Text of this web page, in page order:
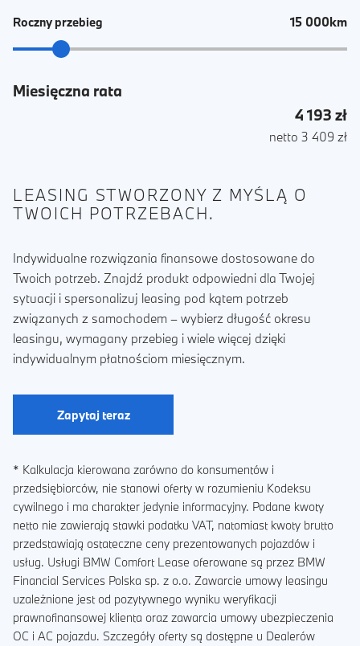
Roczny przebieg 15 000km
Miesięczna rata
4 193 zł
netto 3 409 zł
LEASING STWORZONY Z MYŚLĄ O
TWOICH POTRZEBACH.
Indywidualne rozwiązania finansowe dostosowane do
Twoich potrzeb. Znajdź produkt odpowiedni dla Twojej
sytuacji i spersonalizuj leasing pod kątem potrzeb
związanych z samochodem – wybierz długość okresu
leasingu, wymagany przebieg i wiele więcej dzięki
indywidualnym płatnościom miesięcznym.
Zapytaj teraz
* Kalkulacja kierowana zarówno do konsumentów i
przedsiębiorców, nie stanowi oferty w rozumieniu Kodeksu
cywilnego i ma charakter jedynie informacyjny. Podane kwoty
netto nie zawierają stawki podatku VAT, natomiast kwoty brutto
przedstawiają ostateczne ceny prezentowanych pojazdów i
usług. Usługi BMW Comfort Lease oferowane są przez BMW
Financial Services Polska sp. z o.o. Zawarcie umowy leasingu
uzależnione jest od pozytywnego wyniku weryfikacji
prawnofinansowej klienta oraz zawarcia umowy ubezpieczenia
OC i AC pojazdu. Szczegóły oferty są dostępne u Dealerów